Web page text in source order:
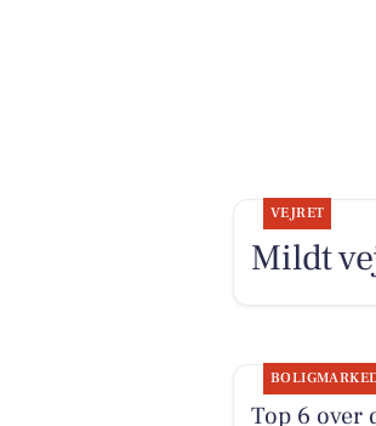
VEJRET
Mildt
Top 6 over